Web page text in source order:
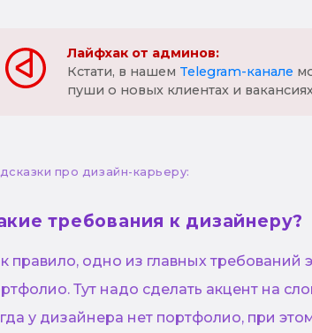
Лайфхак от админов:
Кстати, в нашем Telegram-канале
пуши о новых клиентах и
про дизайн-карьеру:
требования к дизайнеру?
правило, одно из главных требований
Тут надо сделать акцент на
у дизайнера нет портфолио, при